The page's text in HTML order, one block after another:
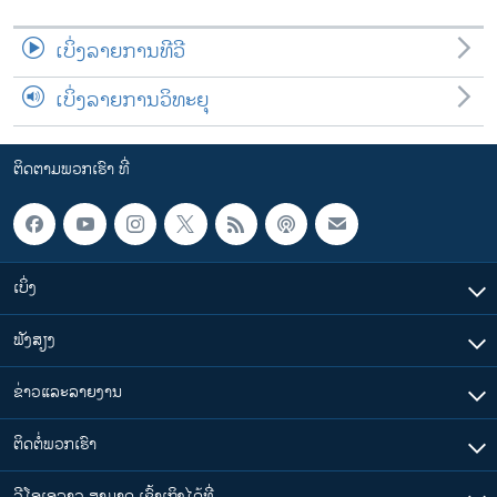
ເບິ່ງລາຍການທີວີ
ເບິ່ງລາຍການວິທະຍຸ
ຕິດຕາມພວກເຮົາ ທີ່
ເບິ່ງ
ຟັງສຽງ
ຂ່າວແລະລາຍງານ
ຕິດຕໍ່ພວກເຮົາ